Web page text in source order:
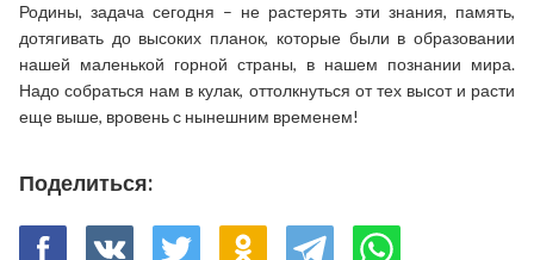
Родины, задача сегодня – не растерять эти знания, память,
дотягивать до высоких планок, которые были в образовании
нашей маленькой горной страны, в нашем познании мира.
Надо собраться нам в кулак, оттолкнуться от тех высот и расти
еще выше, вровень с нынешним временем!
Поделиться: